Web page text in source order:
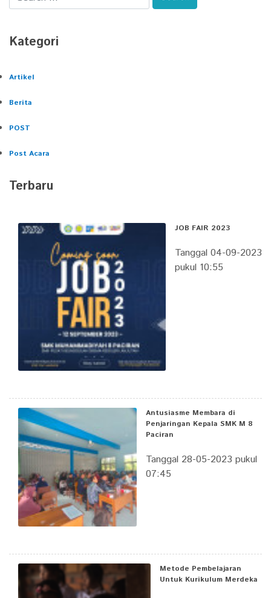
Kategori
Artikel
Berita
POST
Post Acara
Terbaru
JOB FAIR 2023
Tanggal 04-09-2023
pukul 10:55
Antusiasme Membara di
Penjaringan Kepala SMK M 8
Paciran
Tanggal 28-05-2023 pukul
07:45
Metode Pembelajaran
Untuk Kurikulum Merdeka